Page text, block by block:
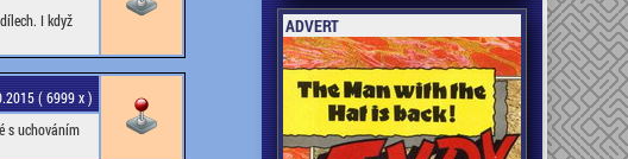
I když
( 6999 x )
s uchováním
ADVERT